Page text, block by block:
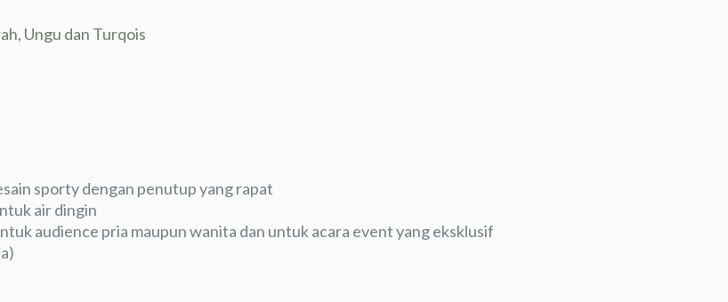
Ungu dan Turqois
sporty dengan penutup yang rapat
air dingin
audience pria maupun wanita dan untuk acara event yang eksklusif